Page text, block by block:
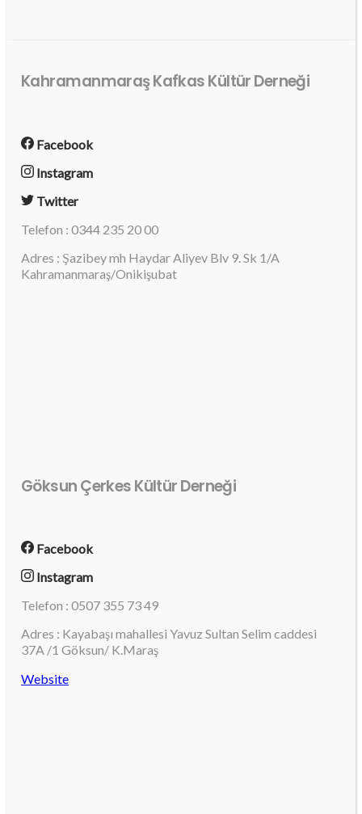
Kahramanmaraş Kafkas Kültür Derneği
Facebook
Instagram
Twitter
Telefon : 0344 235 20 00
Adres : Şazibey mh Haydar Aliyev Blv 9. Sk 1/A
Kahramanmaraş/Onikişubat
Göksun Çerkes Kültür Derneği
Facebook
Instagram
Telefon : 0507 355 73 49
Adres : Kayabaşı mahallesi Yavuz Sultan Selim caddesi
37A /1 Göksun/ K.Maraş
Website